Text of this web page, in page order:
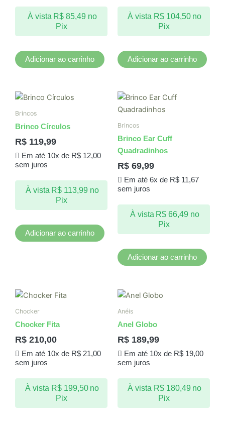
À vista R$ 85,49 no
Pix
Adicionar ao carrinho
À vista R$104,50 no
Pix
Adicionar ao carrinho
Brincos
Brinco Círculos
R$ 119,99
Em até 10x de R$12,00
sem juros
À vista R$ 113,99 no
Pix
Adicionar ao carrinho
Brincos
Brinco Ear Cuff
Quadradinhos
R$ 69,99
Em até 6x de R$11,67
sem juros
À vista R$ 66,49 no
Pix
Adicionar ao carrinho
Chocker
Chocker Fita
R$ 210,00
Em até 10x de R$21,00
sem juros
À vista R$199,50 no
Pix
Anéis
Anel Globo
R$ 189,99
Em até 10x de R$19,00
sem juros
À vista R$180,49 no
Pix
As
podem
ser